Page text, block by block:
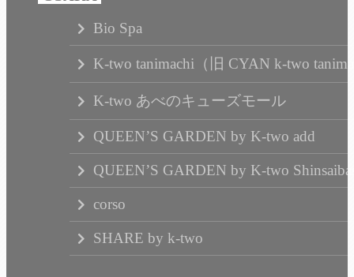
Bio Spa
K-two tanimachi（旧 CYAN k-two
K-two あべのキューズモール
QUEEN’S GARDEN by K-two add
QUEEN’S GARDEN by K-two
corso
SHARE by k-two